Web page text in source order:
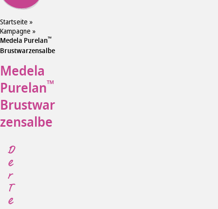
Startseite »
Kampagne »
Medela Purelan™
Brustwarzensalbe
Medela
Purelan™
Brustwar
zensalbe
D
e
r
T
e